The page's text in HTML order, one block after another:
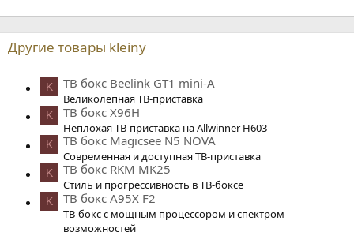
Другие товары kleiny
K ТВ бокс Beelink GT1 mini-A
Великолепная ТВ-приставка
K ТВ бокс X96H
Неплохая ТВ-приставка на Allwinner H603
K ТВ бокс Magicsee N5 NOVA
Современная и доступная ТВ-приставка
K ТВ бокс RKM MK25
Стиль и прогрессивность в ТВ-боксе
K ТВ бокс A95X F2
ТВ-бокс с мощным процессором и спектром
возможностей